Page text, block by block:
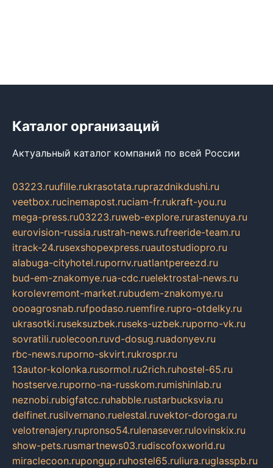
Каталог организаций
Актуальный каталог компаний по всей России
03223.ruufille.rukrasotata.ruprazdnikdushi.ru
veetbox.rucinemapost.ruciam-fr.rukraft-you.ru
mega-press.ru03223.ruweb-explore.rurastenuya.ru
eurovision-russia.rustrah-news.rufreeride-team.ru
itrack-24.rusexshopexpress.ruautostudiopro.ru
alabuga-cityhotel.rupornv.ruatlantpereezd.ru
bud-em-znakomye.rua-cdc.ruelektrostal-news.ru
korolevremont-market.rubudem-znakomye.ru
oooagrosnab.rufpodaso.ruemfire.rupro-otdelky.ru
ukrasotki.ruseksuzbek.ruseks-uzbek.ruporno-vk.ru
sovratili.ruolecoon.ruvd-dosug.ruadonyev.ru
rbc-news.ruporno-skvirt.rukrospr.ru
13autor-kolonka.rusormol.ru2rich.ruhostel-65.ru
hostserve.ruporno-na-russkom.rumishinlab.ru
neznobi.rubigfatcc.ruhabble.rustarbucksvia.ru
delfinet.rusilvernano.ruelestal.ruvektor-doroga.ru
velotrenajery.rupronso54.rulenasever.rulovinskix.ru
show-pets.rusmartnews03.rudiscofoxworld.ru
miraclecoon.rupongup.ruhostel65.ruliura.ruglasspb.ru